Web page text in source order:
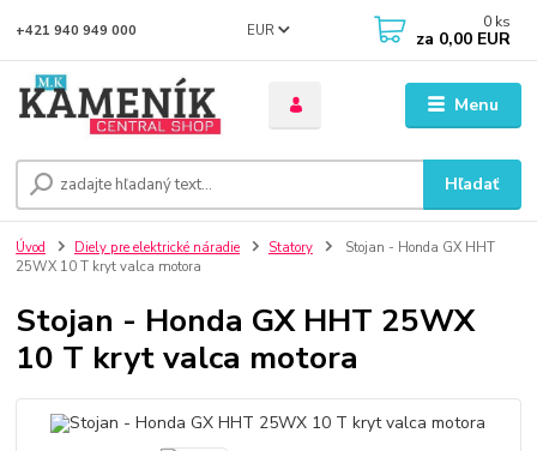
Menu
EUR
Hľadať
+421 940 949 000 0 ks
za 0,00 EUR
Úvod Diely pre elektrické náradie Statory
Stojan - Honda GX HHT
25WX 10 T kryt valca motora
Stojan - Honda GX HHT 25WX
10 T kryt valca motora